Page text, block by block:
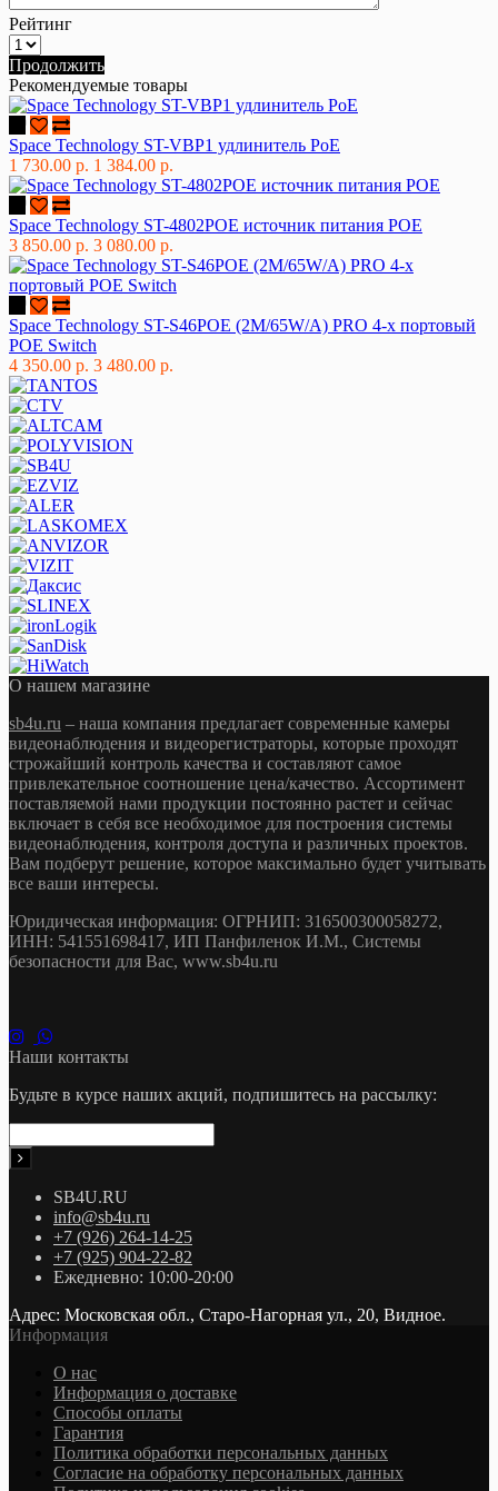
Рейтинг
Продолжить
Рекомендуемые товары
Space Technology ST-VBP1 удлинитель PoE
1 730.00 р. 1 384.00 р.
Space Technology ST-4802POE источник питания POE
3 850.00 р. 3 080.00 р.
Space Technology ST-S46POE (2М/65W/А) PRO 4-х портовый
POE Switch
4 350.00 р. 3 480.00 р.
О нашем магазине
sb4u.ru – наша компания предлагает современные камеры
видеонаблюдения и видеорегистраторы, которые проходят
строжайший контроль качества и составляют самое
привлекательное соотношение цена/качество. Ассортимент
поставляемой нами продукции постоянно растет и сейчас
включает в себя все необходимое для построения системы
видеонаблюдения, контроля доступа и различных проектов.
Вам подберут решение, которое максимально будет учитывать
все ваши интересы.
Юридическая информация: ОГРНИП: 316500300058272,
ИНН: 541551698417, ИП Панфиленок И.М., Системы
безопасности для Вас, www.sb4u.ru
Наши контакты
Будьте в курсе наших акций, подпишитесь на рассылку:
SB4U.RU
info@sb4u.ru
+7 (926) 264-14-25
+7 (925) 904-22-82
Ежедневно: 10:00-20:00
Адрес: Московская обл., Старо-Нагорная ул., 20, Видное.
Информация
О нас
Информация о доставке
Cпособы оплаты
Гарантия
Политика обработки персональных данных
Согласие на обработку персональных данных